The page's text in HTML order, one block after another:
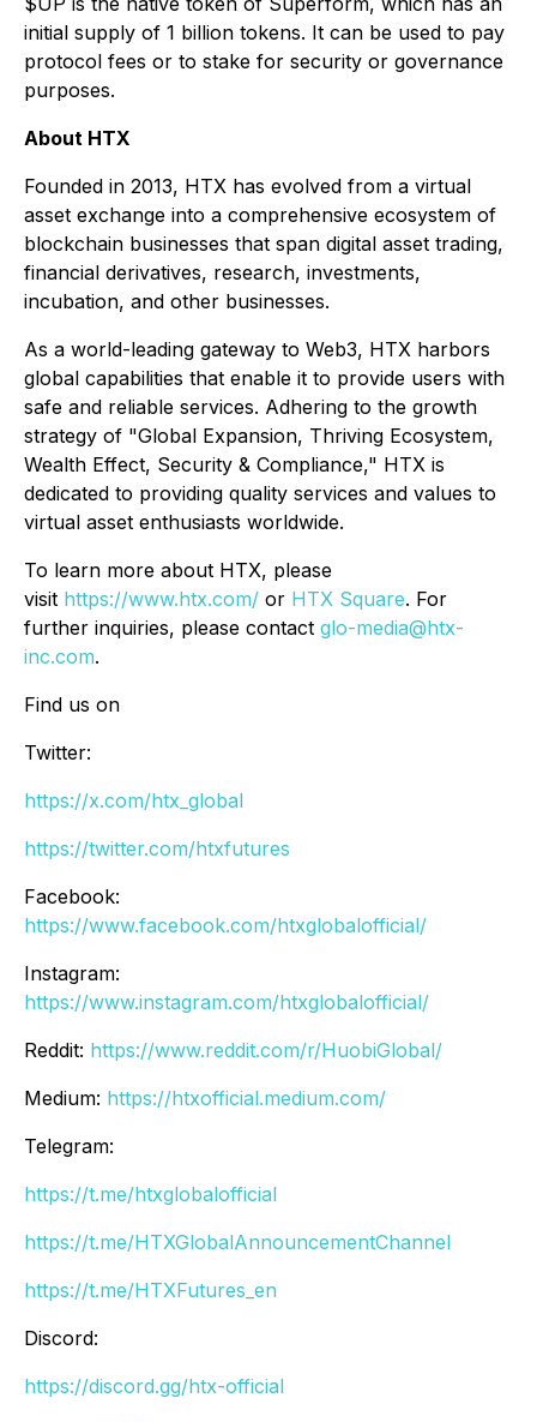
initial supply of 1 billion tokens. It can be used to pay
protocol fees or to stake for security or governance
purposes.
About HTX
Founded in 2013, HTX has evolved from a virtual
asset exchange into a comprehensive ecosystem of
blockchain businesses that span digital asset trading,
financial derivatives, research, investments,
incubation, and other businesses.
As a world-leading gateway to Web3, HTX harbors
global capabilities that enable it to provide users with
safe and reliable services. Adhering to the growth
strategy of "Global Expansion, Thriving Ecosystem,
Wealth Effect, Security & Compliance," HTX is
dedicated to providing quality services and values to
virtual asset enthusiasts worldwide.
To learn more about HTX, please
visit https://www.htx.com/ or HTX Square. For
further inquiries, please contact glo-media@htx-
inc.com.
Find us on
Twitter:
https://x.com/htx_global
https://twitter.com/htxfutures
Facebook:
https://www.facebook.com/htxglobalofficial/
Instagram:
https://www.instagram.com/htxglobalofficial/
Reddit: https://www.reddit.com/r/HuobiGlobal/
Medium: https://htxofficial.medium.com/
Telegram:
https://t.me/htxglobalofficial
https://t.me/HTXGlobalAnnouncementChannel
https://t.me/HTXFutures_en
Discord:
https://discord.gg/htx-official